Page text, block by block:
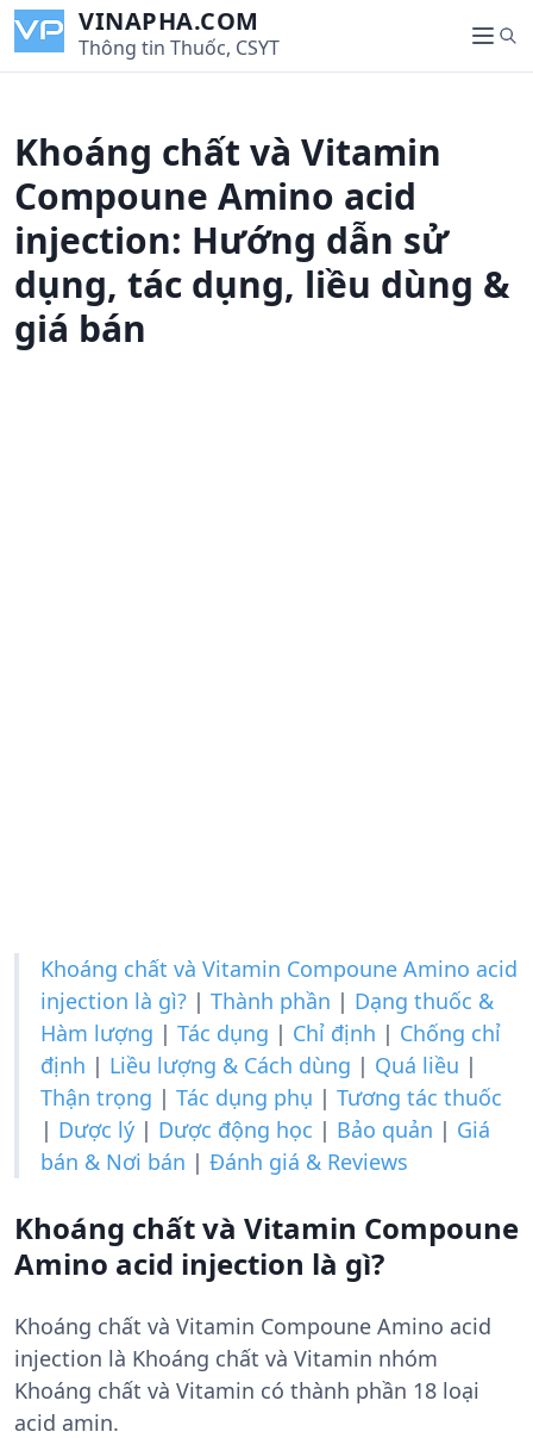
i
VINAPHA.COM
Thông tin Thuốc, CSYT
M
e
S
e
Khoáng chất và Vitamin
Compoune Amino acid
injection: Hướng dẫn sử
dụng, tác dụng, liều dùng &
giá bán
Khoáng chất và Vitamin Compoune Amino acid
injection là gì? | Thành phần | Dạng thuốc &
Hàm lượng | Tác dụng | Chỉ định | Chống chỉ
định | Liều lượng & Cách dùng | Quá liều |
Thận trọng | Tác dụng phụ | Tương tác thuốc
| Dược lý | Dược động học | Bảo quản | Giá
bán & Nơi bán | Đánh giá & Reviews
Khoáng chất và Vitamin Compoune
Amino acid injection là gì?
Khoáng chất và Vitamin Compoune Amino acid
injection là Khoáng chất và Vitamin nhóm
Khoáng chất và Vitamin có thành phần 18 loại
acid amin.